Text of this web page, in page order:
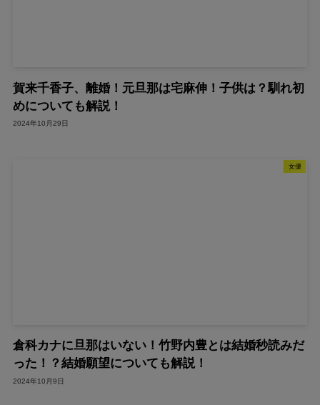
賀来千香子、離婚！元旦那は宅麻伸！子供は？馴れ初
めについても解説！
2024年10月29日
女優
倉科カナに旦那はいない！竹野内豊とは結婚秒読みだ
った！？結婚願望についても解説！
2024年10月9日